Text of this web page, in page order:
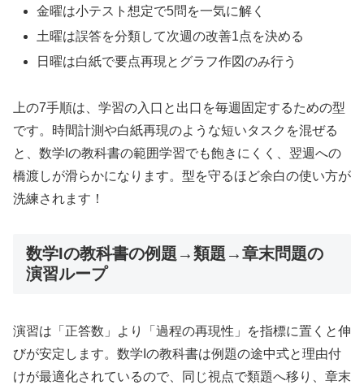
金曜は小テスト想定で5問を一気に解く
土曜は誤答を分類して次週の改善1点を決める
日曜は白紙で要点再現とグラフ作図のみ行う
上の7手順は、学習の入口と出口を毎週固定するための型
です。時間計測や白紙再現のような短いタスクを混ぜる
と、数学Iの教科書の範囲学習でも飽きにくく、翌週への
橋渡しが滑らかになります。型を守るほど余白の使い方が
洗練されます！
数学Iの教科書の例題→類題→章末問題の
演習ループ
演習は「正答数」より「過程の再現性」を指標に置くと伸
びが安定します。数学Iの教科書は例題の途中式と理由付
けが最適化されているので、同じ視点で類題へ移り、章末